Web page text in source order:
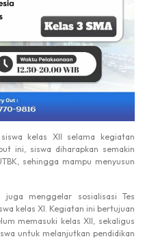
kelas XII selama kegiatan
ini, siswa diharapkan semakin
sehingga mampu menyusun
menggelar sosialisasi Tes
kelas XI. Kegiatan ini bertujuan
memasuki kelas XII, sekaligus
untuk melanjutkan pendidikan